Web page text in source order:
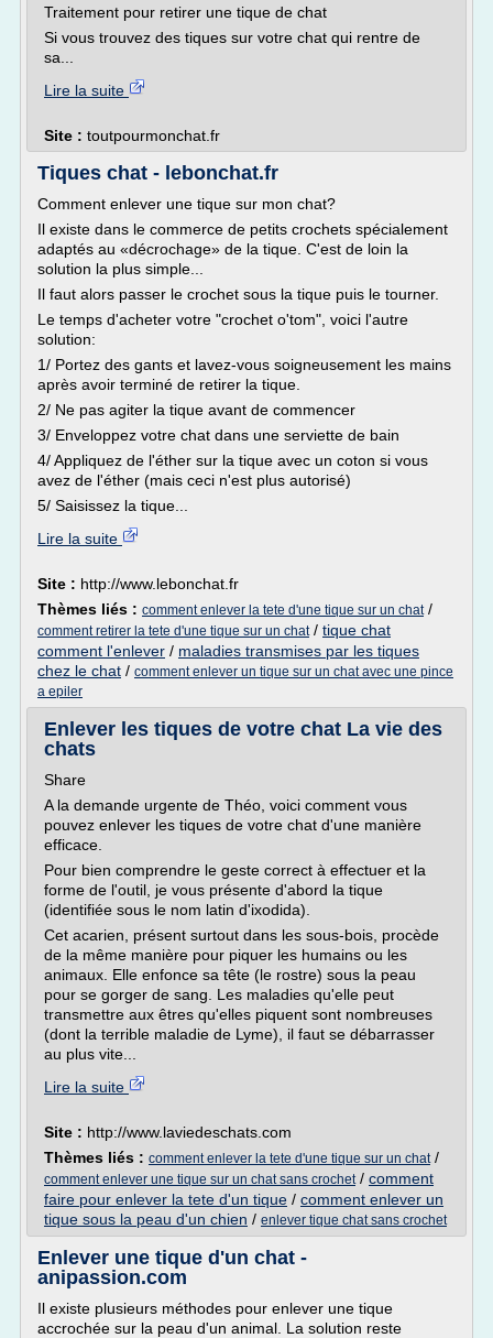
Traitement pour retirer une tique de chat
Si vous trouvez des tiques sur votre chat qui rentre de
sa...
Lire la suite
Site : toutpourmonchat.fr
Tiques chat - lebonchat.fr
Comment enlever une tique sur mon chat?
Il existe dans le commerce de petits crochets spécialement
adaptés au «décrochage» de la tique. C'est de loin la
solution la plus simple...
Il faut alors passer le crochet sous la tique puis le tourner.
Le temps d'acheter votre "crochet o'tom", voici l'autre
solution:
1/ Portez des gants et lavez-vous soigneusement les mains
après avoir terminé de retirer la tique.
2/ Ne pas agiter la tique avant de commencer
3/ Enveloppez votre chat dans une serviette de bain
4/ Appliquez de l'éther sur la tique avec un coton si vous
avez de l'éther (mais ceci n'est plus autorisé)
5/ Saisissez la tique...
Lire la suite
Site : http://www.lebonchat.fr
Thèmes liés : comment enlever la tete d'une tique sur un chat/
comment retirer la tete d'une tique sur un chat/ tique chat
comment l'enlever / maladies transmises par les tiques
chez le chat / comment enlever un tique sur un chat avec une pince
a epiler
Enlever les tiques de votre chat La vie des
chats
Share
A la demande urgente de Théo, voici comment vous
pouvez enlever les tiques de votre chat d'une manière
efficace.
Pour bien comprendre le geste correct à effectuer et la
forme de l'outil, je vous présente d'abord la tique
(identifiée sous le nom latin d'ixodida).
Cet acarien, présent surtout dans les sous-bois, procède
de la même manière pour piquer les humains ou les
animaux. Elle enfonce sa tête (le rostre) sous la peau
pour se gorger de sang. Les maladies qu'elle peut
transmettre aux êtres qu'elles piquent sont nombreuses
(dont la terrible maladie de Lyme), il faut se débarrasser
au plus vite...
Lire la suite
Site : http://www.laviedeschats.com
Thèmes liés : comment enlever la tete d'une tique sur un chat/
comment enlever une tique sur un chat sans crochet/ comment
faire pour enlever la tete d'un tique / comment enlever un
tique sous la peau d'un chien / enlever tique chat sans crochet
Enlever une tique d'un chat -
anipassion.com
Il existe plusieurs méthodes pour enlever une tique
accrochée sur la peau d'un animal. La solution reste